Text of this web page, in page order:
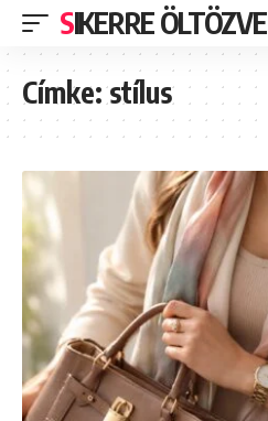
SIKERRE ÖLTÖZVE
Címke:stílus